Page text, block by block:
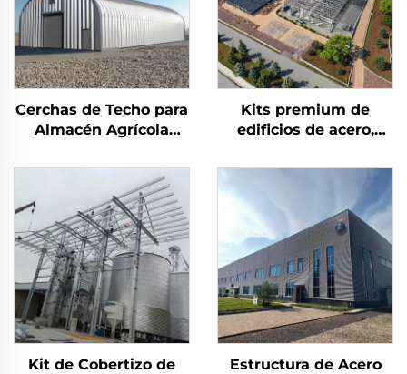
Cerchas de Techo para
Almacén Agrícola
Metal Cobertizo de
Acero Edificio de
Almacenamiento de
Acero Duradero
Kits premium de
edificios de acero,
edificios para
almacenes, costo de
edificios de acero
Kit de Cobertizo de
Estructura de Acero